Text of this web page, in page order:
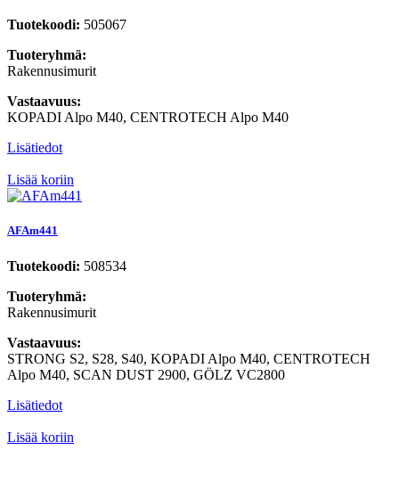
Tuotekoodi: 505067
Tuoteryhmä:
Rakennusimurit
Vastaavuus:
KOPADI Alpo M40, CENTROTECH Alpo M40
Lisätiedot
Lisää koriin
AFAm441
Tuotekoodi: 508534
Tuoteryhmä:
Rakennusimurit
Vastaavuus:
STRONG S2, S28, S40, KOPADI Alpo M40, CENTROTECH
Alpo M40, SCAN DUST 2900, GÖLZ VC2800
Lisätiedot
Lisää koriin